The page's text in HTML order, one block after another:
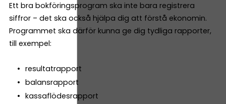
Ett bra bokföringsprogram ska inte bara registrera
siffror – det ska också hjälpa dig att förstå ekonomin.
Programmet ska därför kunna ge dig tydliga rapporter,
till exempel:
resultatrapport
balansrapport
kassaflödesrapport